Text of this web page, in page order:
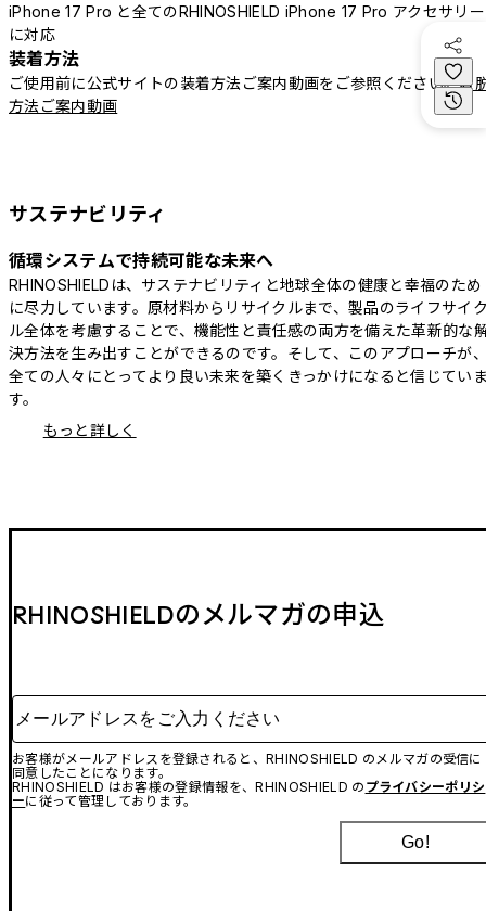
iPhone 17 Pro と全てのRHINOSHIELD iPhone 17 Pro アクセサリー
に対応
装着方法
ご使用前に公式サイトの装着方法ご案内動画をご参照ください。着
方法ご案内動画
サステナビリティ
循環システムで持続可能な未来へ
RHINOSHIELDは、サステナビリティと地球全体の健康と幸福のため
に尽力しています。原材料からリサイクルまで、製品のライフサイ
ル全体を考慮することで、機能性と責任感の両方を備えた革新的な
決方法を生み出すことができるのです。そして、このアプローチが
全ての人々にとってより良い未来を築くきっかけになると信じてい
す。
もっと詳しく
RHINOSHIELDのメルマガの申込
メールアドレスをご入力ください
お客様がメールアドレスを登録されると、RHINOSHIELD のメルマガの受信に
同意したことになります。
RHINOSHIELD はお客様の登録情報を、RHINOSHIELD の プライバシーポリシ
ーに従って管理しております。
Go!